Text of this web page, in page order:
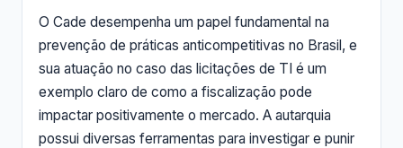
O Cade desempenha um papel fundamental na
prevenção de práticas anticompetitivas no Brasil, e
sua atuação no caso das licitações de TI é um
exemplo claro de como a fiscalização pode
impactar positivamente o mercado. A autarquia
possui diversas ferramentas para investigar e punir